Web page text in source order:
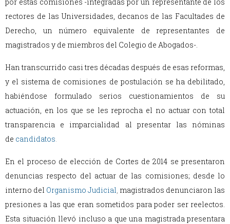
rectores de las Universidades, decanos de las Facultades de
Derecho, un número equivalente de representantes de
magistrados y de miembros del Colegio de Abogados-.
Han transcurrido casi tres décadas después de esas reformas,
y el sistema de comisiones de postulación se ha debilitado,
habiéndose formulado serios cuestionamientos de su
actuación, en los que se les reprocha el no actuar con total
transparencia e imparcialidad al presentar las nóminas
de candidatos.
En el proceso de elección de Cortes de 2014 se presentaron
denuncias respecto del actuar de las comisiones; desde lo
interno del Organismo Judicial, magistrados denunciaron las
presiones a las que eran sometidos para poder ser reelectos.
Esta situación llevó incluso a que una magistrada presentara